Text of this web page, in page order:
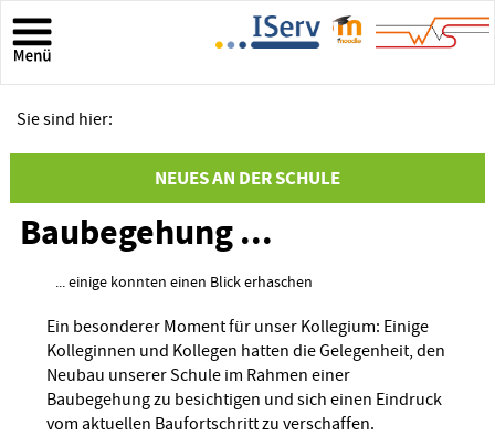
Sie sind hier:
NEUES AN DER SCHULE
Baubegehung ...
... einige konnten einen Blick erhaschen
Ein besonderer Moment für unser Kollegium: Einige
Kolleginnen und Kollegen hatten die Gelegenheit, den
Neubau unserer Schule im Rahmen einer
Baubegehung zu besichtigen und sich einen Eindruck
vom aktuellen Baufortschritt zu verschaffen.